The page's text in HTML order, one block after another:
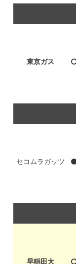
東京ガス
セコムラガッツ
早稲田大